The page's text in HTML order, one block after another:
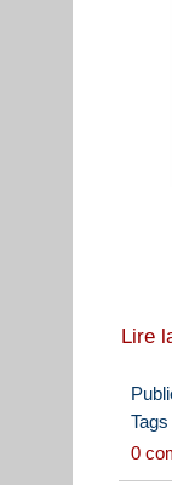
Lire
Tags
0